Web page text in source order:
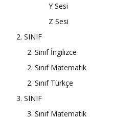
Y Sesi
Z Sesi
2. SINIF
2. Sınıf İngilizce
2. Sınıf Matematik
2. Sınıf Türkçe
3. SINIF
3. Sınıf Matematik